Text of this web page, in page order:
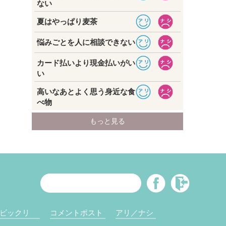
ビックリ コメントポスト アリ／ナシ